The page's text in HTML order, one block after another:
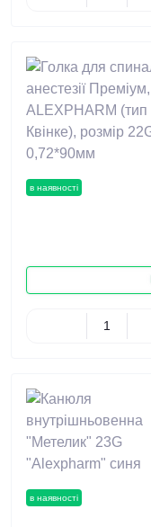
в наявності
в наявності